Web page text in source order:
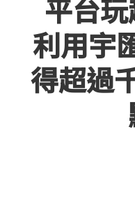
平台
利用宇
得超過